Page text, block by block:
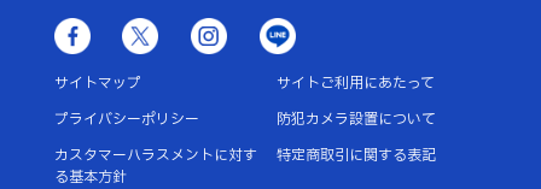
サイトマップ
サイトご利用にあたって
プライバシーポリシー
防犯カメラ設置について
カスタマーハラスメントに対す
る基本方針
特定商取引に関する表記